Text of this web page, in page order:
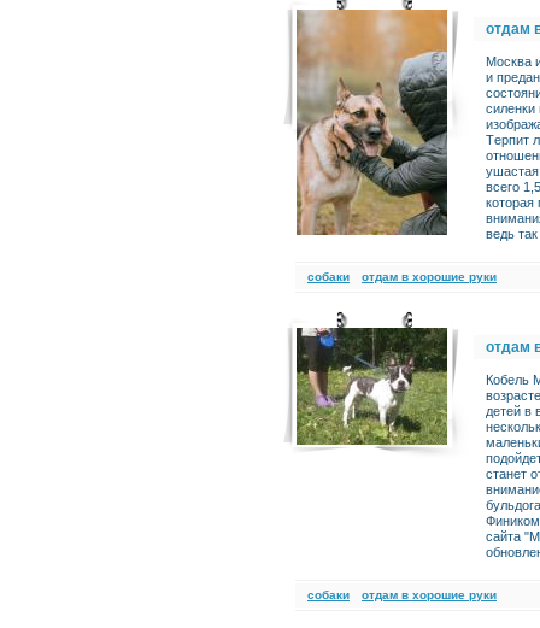
отдам
Москва
и
силeнки
Тepпит
ушастая
всего
которая
ведь
cобаки отдам в хорошие руки
отдам
Кобель
детей в
станет
сайта
cобаки отдам в хорошие руки